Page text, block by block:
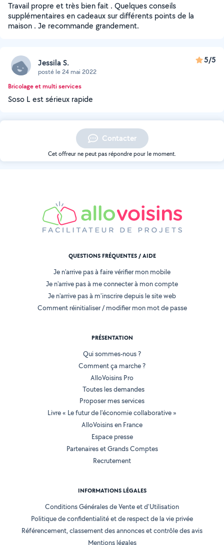
Travail propre et très bien fait . Quelques conseils
supplémentaires en cadeaux sur différents points de la
maison . Je recommande grandement.
Jessila S.
posté le 24 mai 2022
5/5
Bricolage et multi services
Soso L est sérieux rapide
Contacter
Cet offreur ne peut pas répondre pour le moment.
QUESTIONS FRÉQUENTES / AIDE
Je n'arrive pas à faire vérifier mon mobile
Je n'arrive pas à me connecter à mon compte
Je n'arrive pas à m'inscrire depuis le site web
Comment réinitialiser / modifier mon mot de passe
PRÉSENTATION
Qui sommes-nous ?
Comment ça marche ?
AlloVoisins Pro
Toutes les demandes
Proposer mes services
Livre « Le futur de l'économie collaborative »
AlloVoisins en France
Espace presse
Partenaires et Grands Comptes
Recrutement
INFORMATIONS LÉGALES
Conditions Générales de Vente et d'Utilisation
Politique de confidentialité et de respect de la vie privée
Référencement, classement des annonces et contrôle des avis
Mentions légales